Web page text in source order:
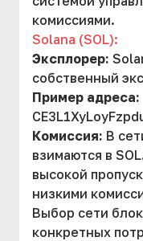
комиссиями.
Solana (SOL):
Эксплорер:
собственный
Пример адреса:
Комиссия: В
взимаются в
высокой
низкими
Выбор сети
конкретных